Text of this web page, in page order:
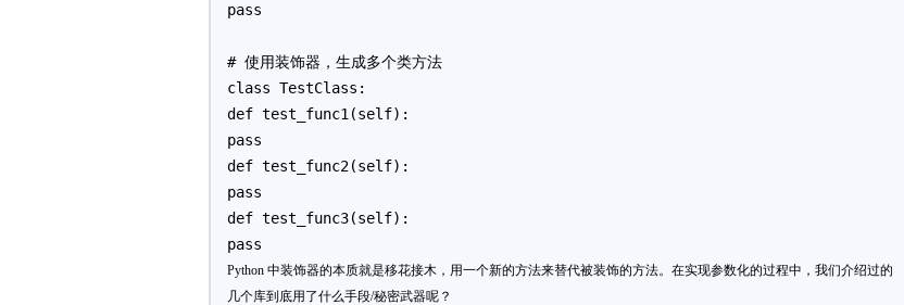
pass
# 使用装饰器，生成多个类方法
class TestClass:
def test_func1(self):
pass
def test_func2(self):
pass
def test_func3(self):
pass
Python 中装饰器的本质就是移花接木，用一个新的方法来替代被装饰的方法。在实现参数化的过程中，我们介绍过的
几个库到底用了什么手段/秘密武器呢？